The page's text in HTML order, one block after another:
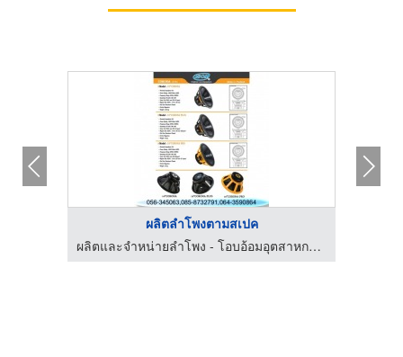
ผลิตลำโพงตามสเปค
ผลิตและจำหน่ายลำโพง - โอบอ้อมอุตสาหกรรม